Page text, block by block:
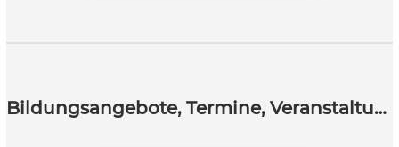
Bildungsangebote, Termine, Veranstaltungen